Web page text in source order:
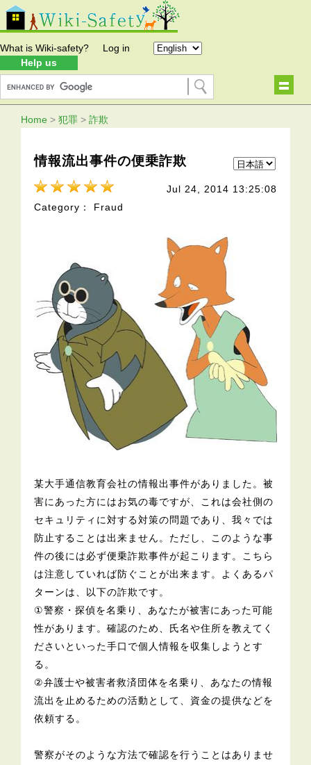
What is Wiki-safety?
Help us
Log in
Home > 犯罪 > 詐欺
情報流出事件の便乗詐欺
Jul 24, 2014 13:25:08
Category： Fraud
某大手通信教育会社の情報出事件がありました。被
害にあった方にはお気の毒ですが、これは会社側の
セキュリティに対する対策の問題であり、我々では
防止することは出来ません。ただし、このような事
件の後には必ず便乗詐欺事件が起こります。こちら
は注意していれば防ぐことが出来ます。よくあるパ
ターンは、以下の詐欺です。
①警察・探偵を名乗り、あなたが被害にあった可能
性があります。確認のため、氏名や住所を教えてく
ださいといった手口で個人情報を収集しようとす
る。
②弁護士や被害者救済団体を名乗り、あなたの情報
流出を止めるための活動として、資金の提供などを
依頼する。
警察がそのような方法で確認を行うことはありませ